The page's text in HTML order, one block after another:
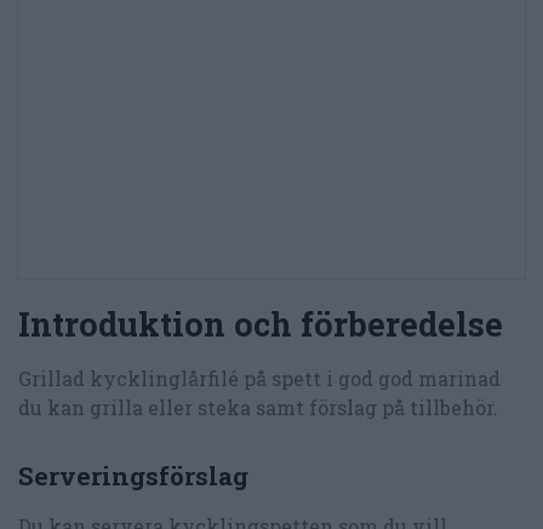
Introduktion och förberedelse
Grillad kycklinglårfilé på spett i god god marinad
du kan grilla eller steka samt förslag på tillbehör.
Serveringsförslag